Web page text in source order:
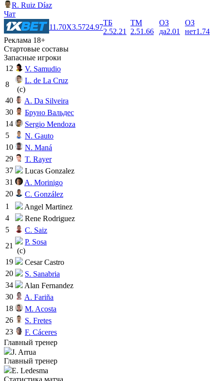
R. Ruiz Díaz
Чат
11.70X3.5724.97
ТБ
2.52.21
ТМ
2.51.66
ОЗ
да2.01
ОЗ
нет1.74
Реклама 18+
Стартовые составы
Запасные игроки
12
V. Samudio
8
L. de La Cruz
(c)
40
A. Da Silveira
30
Бруно Вальдес
14
Sergio Mendoza
5
N. Gauto
10
N. Maná
29
T. Rayer
37
Lucas Gonzalez
31
A. Morinigo
20
C. González
1
Angel Martinez
4
Rene Rodriguez
5
C. Saiz
21
P. Sosa
(c)
19
Cesar Castro
20
S. Sanabria
34
Alan Fernandez
30
A. Fariña
18
M. Acosta
26
S. Fretes
23
F. Cáceres
Главный тренер
J. Arrua
Главный тренер
E. Ledesma
Статистика матча